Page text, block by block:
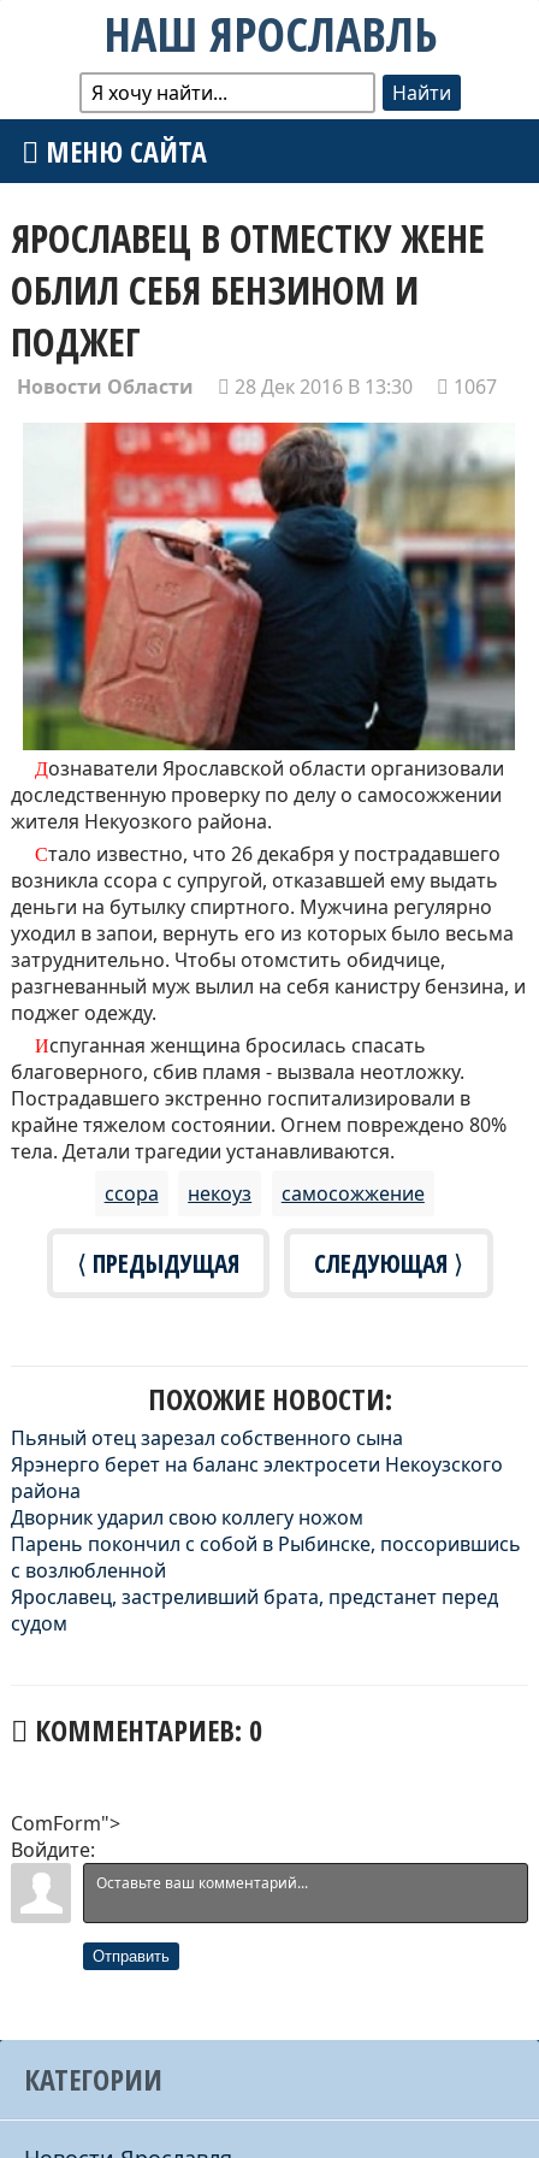
НАШ ЯРОСЛАВЛЬ
МЕНЮ САЙТА
ЯРОСЛАВЕЦ В ОТМЕСТКУ ЖЕНЕ
ОБЛИЛ СЕБЯ БЕНЗИНОМ И
ПОДЖЕГ
Новости Области 28 Дек 2016 В 13:30 1067
Дознаватели Ярославской области организовали
доследственную проверку по делу о самосожжении
жителя Некуозкого района.
Стало известно, что 26 декабря у пострадавшего
возникла ссора с супругой, отказавшей ему выдать
деньги на бутылку спиртного. Мужчина регулярно
уходил в запои, вернуть его из которых было весьма
затруднительно. Чтобы отомстить обидчице,
разгневанный муж вылил на себя канистру бензина, и
поджег одежду.
Испуганная женщина бросилась спасать
благоверного, сбив пламя - вызвала неотложку.
Пострадавшего экстренно госпитализировали в
крайне тяжелом состоянии. Огнем повреждено 80%
тела. Детали трагедии устанавливаются.
ссора
некоуз самосожжение
⟨ ПРЕДЫДУЩАЯ СЛЕДУЮЩАЯ ⟩
ПОХОЖИЕ НОВОСТИ:
Пьяный отец зарезал собственного сына
Ярэнерго берет на баланс электросети Некоузского
района
Дворник ударил свою коллегу ножом
Парень покончил с собой в Рыбинске, поссорившись
с возлюбленной
Ярославец, застреливший брата, предстанет перед
судом
КОММЕНТАРИЕВ: 0
ComForm">
Войдите:
Отправить
КАТЕГОРИИ